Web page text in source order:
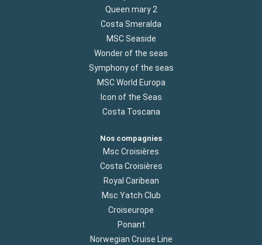
Queen mary 2
Costa Smeralda
MSC Seaside
Wonder of the seas
Symphony of the seas
MSC World Europa
Icon of the Seas
Costa Toscana
Nos compagnies
Msc Croisières
Costa Croisières
Royal Caribean
Msc Yatch Club
Croiseurope
Ponant
Norwegian Cruise Line